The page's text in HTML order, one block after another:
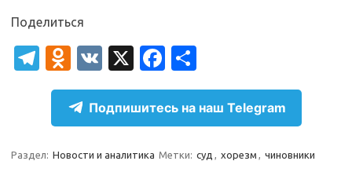
Поделиться
T
el
gr
a
O
d
n
o
kl
V
K
X
Fa
c
e
b
o
т
п
р
а
Подпишитесь на наш Telegram
Раздел: Новости и аналитика Метки: суд , хорезм , чиновники